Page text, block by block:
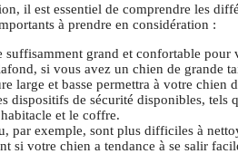
il est essentiel de comprendre les
à prendre en considération :
suffisamment grand et confortable pour
si vous avez un chien de grande
large et basse permettra à votre chien
dispositifs de sécurité disponibles,
et le coffre.
par exemple, sont plus difficiles à
si votre chien a tendance à se salir